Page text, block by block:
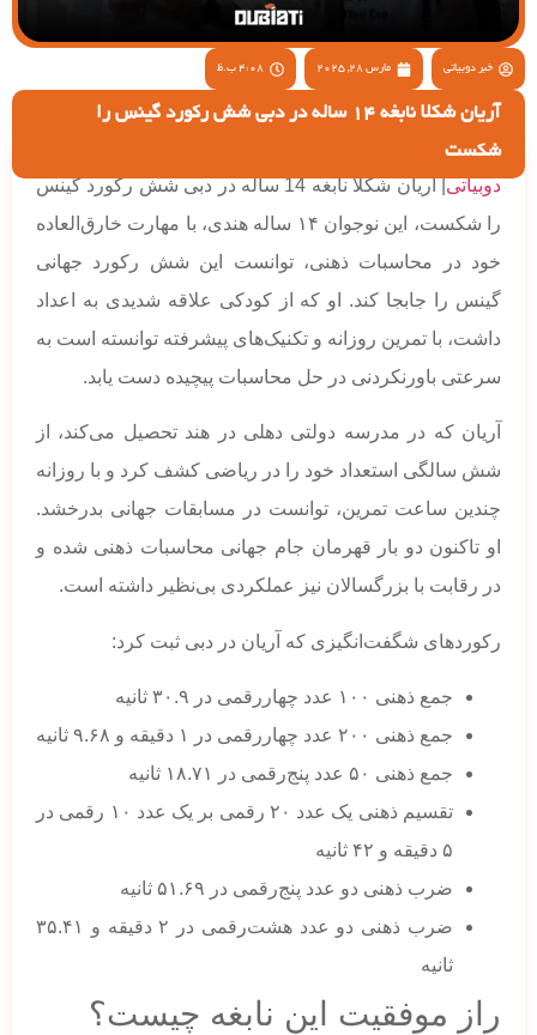
خبر دوبیاتی مارس 28, 2025 4:08 ب.ظ
آریان شکلا نابغه 14 ساله در دبی شش رکورد گینس را
شکست
دوبیاتی
| آریان شکلا نابغه 14 ساله در دبی شش رکورد گینس
را شکست، این نوجوان ۱۴ ساله هندی، با مهارت خارق‌العاده
خود در محاسبات ذهنی، توانست این شش رکورد جهانی
گینس را جابجا کند. او که از کودکی علاقه شدیدی به اعداد
داشت، با تمرین روزانه و تکنیک‌های پیشرفته توانسته است به
سرعتی باورنکردنی در حل محاسبات پیچیده دست یابد.
آریان که در مدرسه دولتی دهلی در هند تحصیل می‌کند، از
شش سالگی استعداد خود را در ریاضی کشف کرد و با روزانه
چندین ساعت تمرین، توانست در مسابقات جهانی بدرخشد.
او تاکنون دو بار قهرمان جام جهانی محاسبات ذهنی شده و
در رقابت با بزرگسالان نیز عملکردی بی‌نظیر داشته است.
رکوردهای شگفت‌انگیزی که آریان در دبی ثبت کرد:
جمع ذهنی ۱۰۰ عدد چهاررقمی در ۳۰.۹ ثانیه
جمع ذهنی ۲۰۰ عدد چهاررقمی در ۱ دقیقه و ۹.۶۸ ثانیه
جمع ذهنی ۵۰ عدد پنج‌رقمی در ۱۸.۷۱ ثانیه
تقسیم ذهنی یک عدد ۲۰ رقمی بر یک عدد ۱۰ رقمی در
۵ دقیقه و ۴۲ ثانیه
ضرب ذهنی دو عدد پنج‌رقمی در ۵۱.۶۹ ثانیه
ضرب ذهنی دو عدد هشت‌رقمی در ۲ دقیقه و ۳۵.۴۱
ثانیه
راز موفقیت این نابغه چیست؟